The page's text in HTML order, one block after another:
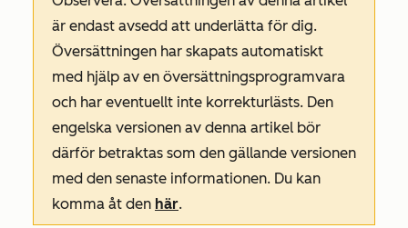
är endast avsedd att underlätta för dig.
Översättningen har skapats automatiskt
med hjälp av en översättningsprogramvara
och har eventuellt inte korrekturlästs. Den
engelska versionen av denna artikel bör
därför betraktas som den gällande versionen
med den senaste informationen. Du kan
komma åt den här.